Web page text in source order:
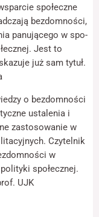
społeczne
bezdomności,
panującego w spo­
Jest to
już sam tytuł.
o bezdomności
ustalenia i
za­stosowanie w
Czytelnik
w
społecznej.
UJK